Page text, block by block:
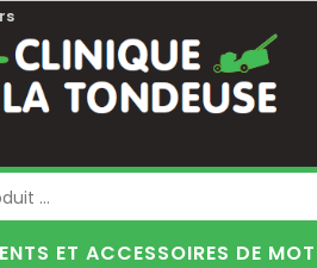
Blog
ET ACCESSOIRES DE